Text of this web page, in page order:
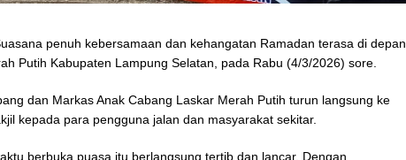
penuh kebersamaan dan kehangatan Ramadan terasa di depan
Putih Kabupaten Lampung Selatan, pada Rabu (4/3/2026) sore.
dan Markas Anak Cabang Laskar Merah Putih turun langsung ke
kepada para pengguna jalan dan masyarakat sekitar.
berbuka puasa itu berlangsung tertib dan lancar. Dengan